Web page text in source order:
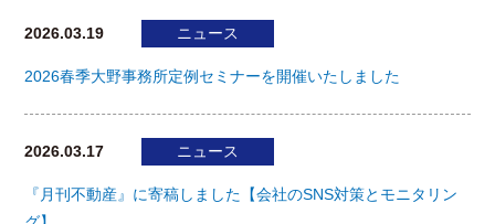
2026.03.19 ニュース
2026春季大野事務所定例セミナーを開催いたしました
2026.03.17 ニュース
『月刊不動産』に寄稿しました【会社のSNS対策とモニタリン